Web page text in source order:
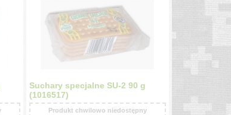
Suchary specjalne SU-2 90 g
(1016517)
Produkt chwilowo niedostępny